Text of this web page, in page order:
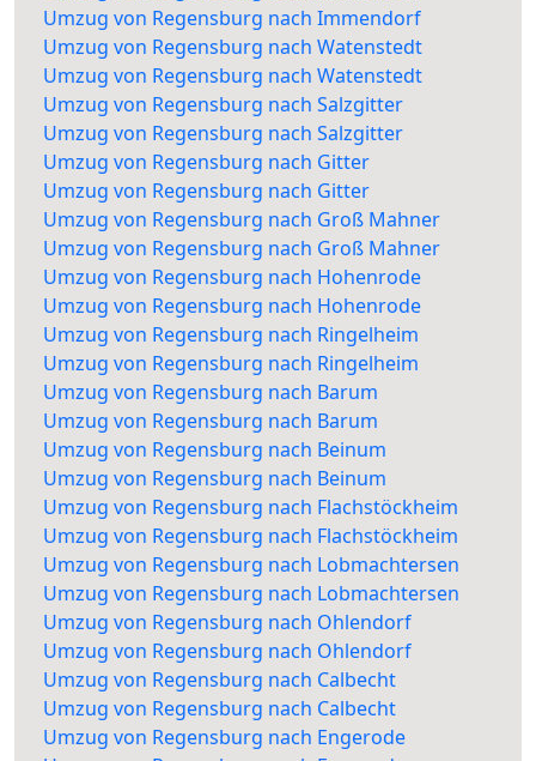
Umzug von Regensburg nach Immendorf
Umzug von Regensburg nach Watenstedt
Umzug von Regensburg nach Watenstedt
Umzug von Regensburg nach Salzgitter
Umzug von Regensburg nach Salzgitter
Umzug von Regensburg nach Gitter
Umzug von Regensburg nach Gitter
Umzug von Regensburg nach Groß Mahner
Umzug von Regensburg nach Groß Mahner
Umzug von Regensburg nach Hohenrode
Umzug von Regensburg nach Hohenrode
Umzug von Regensburg nach Ringelheim
Umzug von Regensburg nach Ringelheim
Umzug von Regensburg nach Barum
Umzug von Regensburg nach Barum
Umzug von Regensburg nach Beinum
Umzug von Regensburg nach Beinum
Umzug von Regensburg nach Flachstöckheim
Umzug von Regensburg nach Flachstöckheim
Umzug von Regensburg nach Lobmachtersen
Umzug von Regensburg nach Lobmachtersen
Umzug von Regensburg nach Ohlendorf
Umzug von Regensburg nach Ohlendorf
Umzug von Regensburg nach Calbecht
Umzug von Regensburg nach Calbecht
Umzug von Regensburg nach Engerode